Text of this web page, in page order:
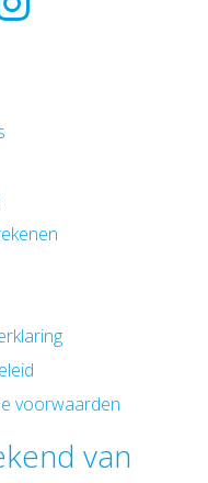
voorwaarden
van